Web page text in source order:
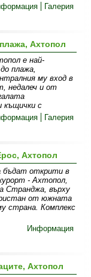
Галерия
Ахтопол
е най-
плажа,
му вход в
недалеч и от
къщички с
Галерия
Ахтопол
бъдат открити в
- Ахтопол,
Странджа, върху
от южната
страна. Комплекс
Информация
Ахтопол